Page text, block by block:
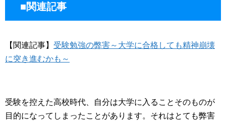
■関連記事
【関連記事】 受験勉強の弊害～大学に合格しても精神崩壊
に突き進むかも～
受験を控えた高校時代、自分は大学に入ることそのものが
目的になってしまったことがあります。それはとても弊害